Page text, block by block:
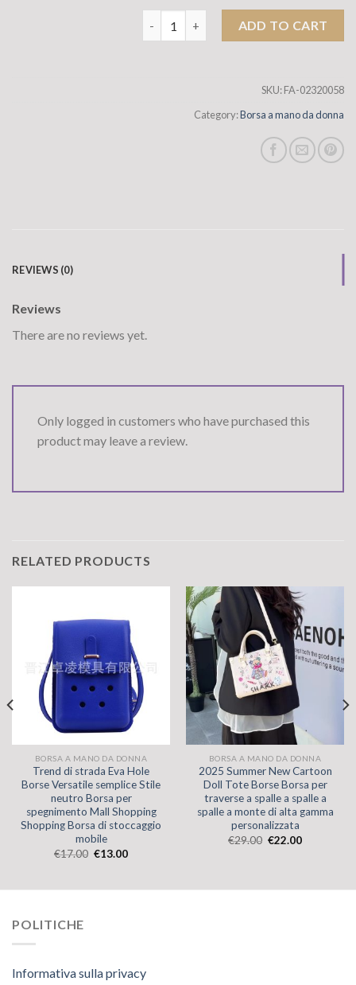
ADD TO CART
SKU:FA-02320058
Category:Borsa a mano da donna
REVIEWS (0)
Reviews
There are no reviews yet.
Only logged in customers who have purchased this
product may leave a review.
RELATED PRODUCTS
BORSA A MANO DA DONNA
Trend di strada Eva Hole
Borse Versatile semplice Stile
neutro Borsa per
spegnimento Mall Shopping
Shopping Borsa di stoccaggio
mobile
€17.00 €13.00
BORSA A MANO DA DONNA
2025 Summer New Cartoon
Doll Tote Borse Borsa per
traverse a spalle a spalle a
spalle a monte di alta gamma
personalizzata
€29.00 €22.00
POLITICHE
Informativa sulla privacy